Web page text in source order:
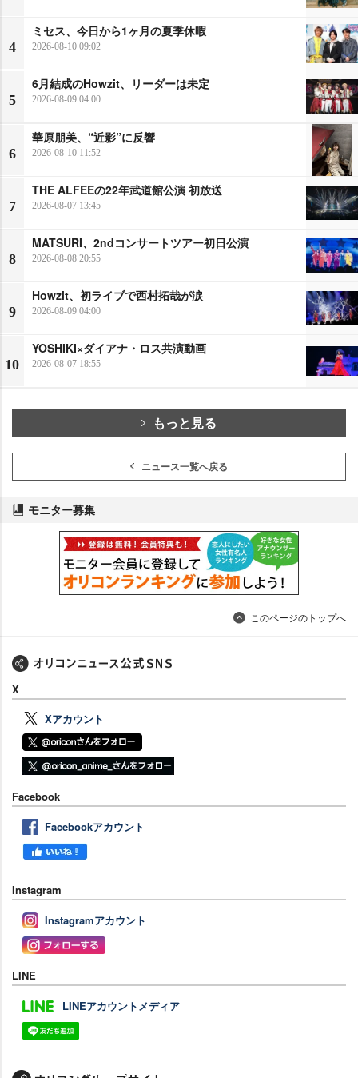
4
ミセス、今日から1ヶ月の夏季休暇
2026-08-10 09:02
5
6月結成のHowzit、リーダーは未定
2026-08-09 04:00
6
華原朋美、“近影”に反響
2026-08-10 11:52
7
THE ALFEEの22年武道館公演 初放送
2026-08-07 13:45
8
MATSURI、2ndコンサートツアー初日公演
2026-08-08 20:55
9
Howzit、初ライブで西村拓哉が涙
2026-08-09 04:00
10
YOSHIKI×ダイアナ・ロス共演動画
2026-08-07 18:55
もっと見る
ニュース一覧へ戻る
モニター募集
このページのトップへ
X
Xアカウント
Facebook
Facebookアカウント
Instagram
Instagramアカウント
LINE
LINEアカウントメディア